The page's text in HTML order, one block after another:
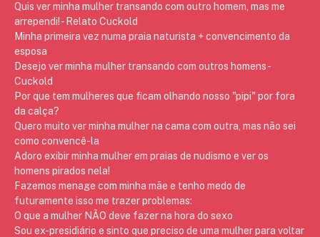
Quis ver minha mulher transando com outro homem, mas me
arrependi! - Relato Cuckold
Minha primeira vez numa praia naturista + convencimento da
esposa
Desejo ver minha mulher transando com outros homens -
Cuckold
Por que tem mulheres que ficam olhando nosso "pipi" por fora
da calça?
Quero muito ver minha mulher na cama com outra, mas não sei
como convencê-la
Adoro exibir minha mulher em praias de nudismo e ver os
homens pirados nela!
Fazemos menage com minha mãe e tenho medo de
futuramente isso me trazer problemas:
O que a mulher NÃO deve fazer na hora do sexo
Sou ex-presidiário e sinto que preciso de uma mulher para voltar